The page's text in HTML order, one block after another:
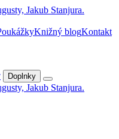
Knižný blogKontakt
Doplnky